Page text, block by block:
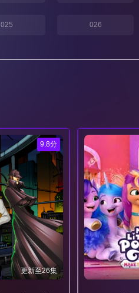
025 026
032 033
053 054
060 061
067 068
074 075
9.8分
更新至26集